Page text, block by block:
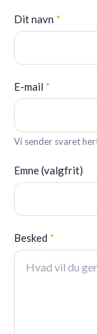
Dit navn *
E-mail *
Vi sender svaret
Emne (valgfrit)
Besked *